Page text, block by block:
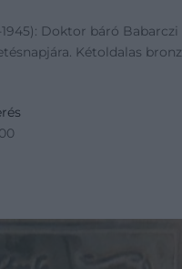
Doktor báró Babarczi
Kétoldalas bronz